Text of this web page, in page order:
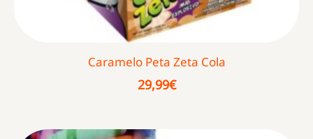
Caramelo Peta Zeta Cola
29,99€